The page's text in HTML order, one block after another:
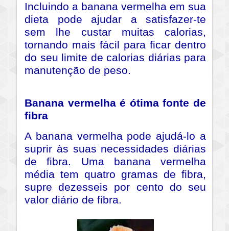
Incluindo a banana vermelha em sua
dieta pode ajudar a satisfazer-te
sem lhe custar muitas calorias,
tornando mais fácil para ficar dentro
do seu limite de calorias diárias para
manutenção de peso.
Banana vermelha é ótima fonte de
fibra
A banana vermelha pode ajudá-lo a
suprir às suas necessidades diárias
de fibra. Uma banana vermelha
média tem quatro gramas de fibra,
supre dezesseis por cento do seu
valor diário de fibra.